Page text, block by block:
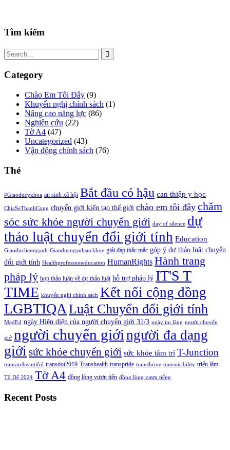
Tìm kiếm
Category
Chào Em Tôi Đây (9)
Khuyến nghị chính sách (1)
Nâng cao năng lực (86)
Nghiên cứu (22)
Tờ A4 (47)
Uncategorized (43)
Vận động chính sách (76)
Thẻ
#Giaoducykhoa an sinh xã hội Bắt đầu có hậu can thiệp y học
ChiaSeThanhCong chuyển giới kiến tạo thế giới chào em tôi đây chăm
sóc sức khỏe người chuyển giới day of silence dự
thảo luật chuyển đổi giới tính Education
Giaoducliennganh Giaoducnganhsuckhoe giải đáp thắc mắc góp ý dự thảo luật chuyển
đổi giới tính Healthprofessioneducation HumanRights Hành trang
pháp lý họp thảo luận về dự thảo luật hỗ trợ pháp lý IT'S T
TIME khuyến nghị chính sách Kết nối cộng đồng
LGBTIQALuật Chuyển đổi giới tính
MedEd ngày Hiện diện của người chuyển giới 31/3 ngày im lặng người chuyển
giớ người chuyển giớingười đa dạng
giới sức khỏe chuyển giới sức khỏe tâm trí T-Junction
transarebeautiful transdot2019 Transhealth transpride transthrive transvisibility triển lãm
Tổ Dế 2024 Tờ A4 đồng lòng vươn tiến đồng lòng vươn tiếng
Recent Posts